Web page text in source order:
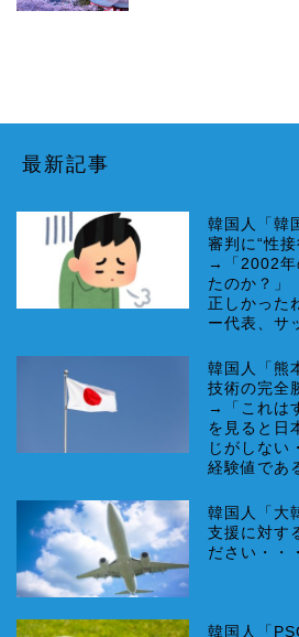
最新記事
韓国人「韓
審判に“性接
→「2002年
たのか？」
正しかった
ー代表、サ
韓国人「熊
技術の完全
→「これは
を見ると日
じがしない
経験値であ
韓国人「大
支援に対す
ださい・・
韓国人「